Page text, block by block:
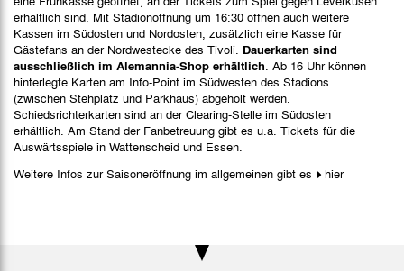
erhältlich sind. Mit Stadionöffnung um 16:30 öffnen auch weitere
Kassen im Südosten und Nordosten, zusätzlich eine Kasse für
Gästefans an der Nordwestecke des Tivoli. Dauerkarten sind
ausschließlich im Alemannia-Shop erhältlich . Ab 16 Uhr können
hinterlegte Karten am Info-Point im Südwesten des Stadions
(zwischen Stehplatz und Parkhaus) abgeholt werden.
Schiedsrichterkarten sind an der Clearing-Stelle im Südosten
erhältlich. Am Stand der Fanbetreuung gibt es u.a. Tickets für die
Auswärtsspiele in Wattenscheid und Essen.
Weitere Infos zur Saisoneröffnung im allgemeinen gibt es
hier